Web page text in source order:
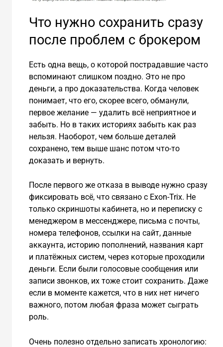
Что нужно сохранить сразу
после проблем с брокером
Есть одна вещь, о которой пострадавшие часто
вспоминают слишком поздно. Это не про
деньги, а про доказательства. Когда человек
понимает, что его, скорее всего, обманули,
первое желание — удалить всё неприятное и
забыть. Но в таких историях забыть как раз
нельзя. Наоборот, чем больше деталей
сохранено, тем выше шанс потом что-то
доказать и вернуть.
После первого же отказа в выводе нужно сразу
фиксировать всё, что связано с Exon-Trix. Не
только скриншоты кабинета, но и переписку с
менеджером в мессенджере, письма с почты,
номера телефонов, ссылки на сайт, данные
аккаунта, историю пополнений, названия карт
и платёжных систем, через которые проходили
деньги. Если были голосовые сообщения или
записи звонков, их тоже стоит сохранить. Даже
если в моменте кажется, что в них нет ничего
важного, потом любая фраза может сыграть
роль.
Очень полезно отдельно записать хронологию: